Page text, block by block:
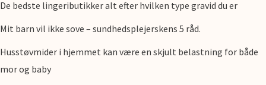
De bedste lingeributikker alt efter hvilken type gravid du er
Mit barn vil ikke sove – sundhedsplejerskens 5 råd.
Husstøvmider i hjemmet kan være en skjult belastning for både
mor og baby